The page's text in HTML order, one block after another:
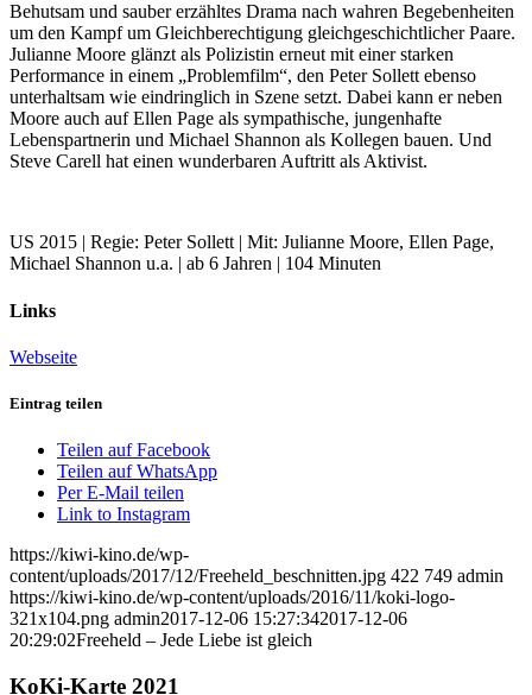
Behutsam und sauber erzähltes Drama nach wahren Begebenheiten
um den Kampf um Gleichberechtigung gleichgeschichtlicher Paare.
Julianne Moore glänzt als Polizistin erneut mit einer starken
Performance in einem „Problemfilm“, den Peter Sollett ebenso
unterhaltsam wie eindringlich in Szene setzt. Dabei kann er neben
Moore auch auf Ellen Page als sympathische, jungenhafte
Lebenspartnerin und Michael Shannon als Kollegen bauen. Und
Steve Carell hat einen wunderbaren Auftritt als Aktivist.
US 2015 | Regie: Peter Sollett | Mit: Julianne Moore, Ellen Page,
Michael Shannon u.a. | ab 6 Jahren | 104 Minuten
Links
Webseite
Eintrag teilen
Teilen auf Facebook
Teilen auf WhatsApp
Per E-Mail teilen
Link to Instagram
https://kiwi-kino.de/wp-
content/uploads/2017/12/Freeheld_beschnitten.jpg 422 749 admin
https://kiwi-kino.de/wp-content/uploads/2016/11/koki-logo-
321x104.png admin2017-12-06 15:27:342017-12-06
20:29:02Freeheld – Jede Liebe ist gleich
KoKi-Karte 2021